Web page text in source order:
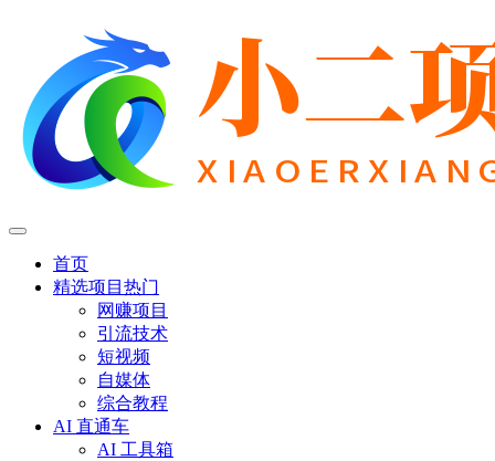
首页
精选项目 热门
网赚项目
引流技术
短视频
自媒体
综合教程
AI 直通车
AI 工具箱